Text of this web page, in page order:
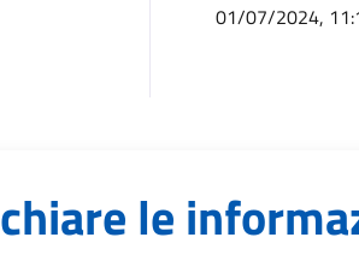
01/07/2024,
le